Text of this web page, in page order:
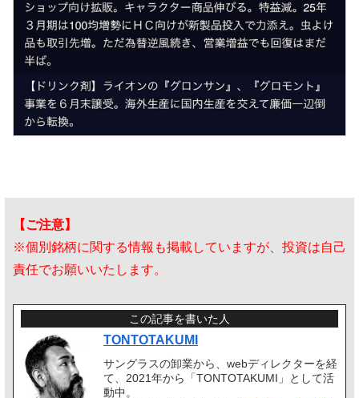
【ご注意】
※個別銘柄に関する情報も掲載していますが、投資は自己
責任でお願いいたします。
この記事を書いた人
TONTOTAKUMI
サングラスの卸業から、webディレクターを経
て、2021年から「TONTOTAKUMI」として活
動中。